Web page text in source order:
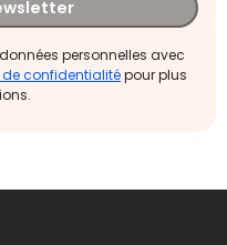
personnelles avec
de confidentialitépour plus